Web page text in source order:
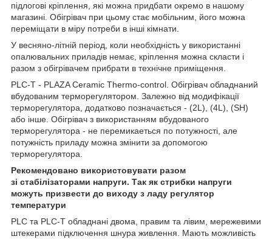
підлогові кріплення, які можна придбати окремо в нашому
магазині. Обігрівач при цьому стає мобільним, його можна
переміщати в міру потреби в інші кімнати.
У весняно-літній період, коли необхідність у використанні
опалювальних приладів немає, кріплення можна скласти і
разом з обігрівачем прибрати в технічне приміщення.
PLC-T - PLAZA Ceramic Thermo-control. Обігрівач обладнаний
вбудованим терморегулятором. Залежно від модифікації
терморегулятора, додатково позначається - (2L), (4L), (SH)
або інше. Обігрівач з використанням вбудованого
терморегулятора - не перемикаеться по потужності, але
потужність приладу можна змінити за допомогою
терморегулятора.
Рекомендовано використовувати разом
зі стабілізаторами напруги. Так як стрибки напруги
можуть призвести до виходу з ладу регулятор
температури
PLC та PLC-T обладнані двома, правим та лівим, мережевими
штекерами підключення шнура живлення. Мають можливість